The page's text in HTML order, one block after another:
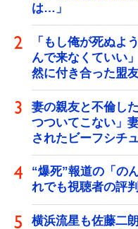
は…」
「もし俺が死ぬよ
んで来なくてい
然に付き合った盟
妻の親友と不倫し
つついてこない」
されたビーフシチ
“爆死”報道の「の
れでも視聴者の評
横浜流星も佐藤二